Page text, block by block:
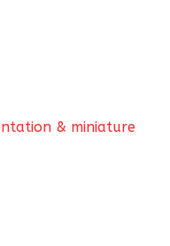
& miniature